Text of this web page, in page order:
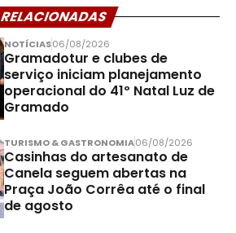
RELACIONADAS
NOTÍCIAS06/08/2026
Gramadotur e clubes de
serviço iniciam planejamento
operacional do 41º Natal Luz de
Gramado
TURISMO & GASTRONOMIA06/08/2026
Casinhas do artesanato de
Canela seguem abertas na
Praça João Corrêa até o final
de agosto